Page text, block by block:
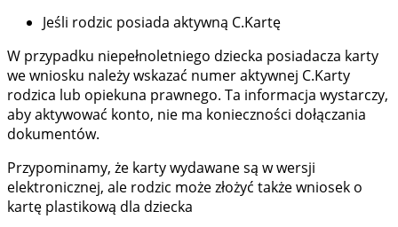
Jeśli rodzic posiada aktywną C.Kartę
W przypadku niepełnoletniego dziecka posiadacza karty
we wniosku należy wskazać numer aktywnej C.Karty
rodzica lub opiekuna prawnego. Ta informacja wystarczy,
aby aktywować konto, nie ma konieczności dołączania
dokumentów.
Przypominamy, że karty wydawane są w wersji
elektronicznej, ale rodzic może złożyć także wniosek o
kartę plastikową dla dziecka